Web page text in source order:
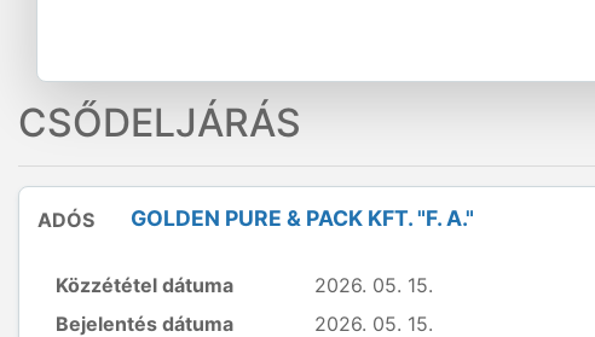
CSŐDELJÁRÁS
ADÓS GOLDEN PURE & PACK KFT. "F. A."
Közzététel dátuma
2026. 05. 15.
Bejelentés dátuma
2026. 05. 15.